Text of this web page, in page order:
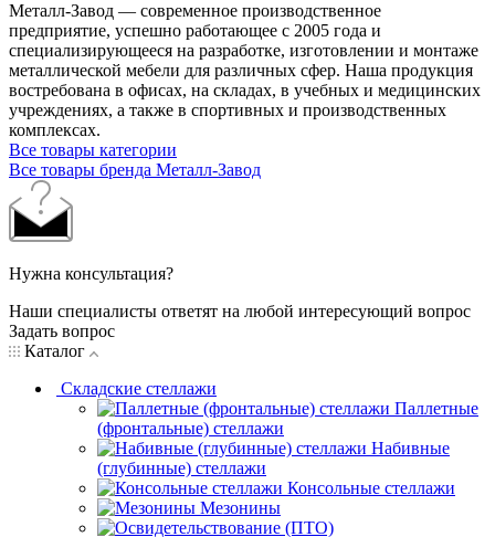
Металл-Завод — современное производственное
предприятие, успешно работающее с 2005 года и
специализирующееся на разработке, изготовлении и монтаже
металлической мебели для различных сфер. Наша продукция
востребована в офисах, на складах, в учебных и медицинских
учреждениях, а также в спортивных и производственных
комплексах.
Все товары категории
Все товары бренда Металл-Завод
Нужна консультация?
Наши специалисты ответят на любой интересующий вопрос
Задать вопрос
Каталог
Складские стеллажи
Паллетные
(фронтальные) стеллажи
Набивные
(глубинные) стеллажи
Консольные стеллажи
Мезонины